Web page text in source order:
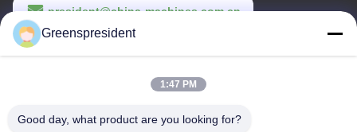
president@china-machines.com.cn
Werktijd
Greenspresident
1:47 PM
Good day, what product are you looking for?